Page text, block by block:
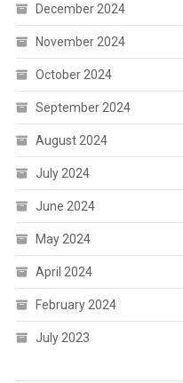
December 2024
November 2024
October 2024
September 2024
August 2024
July 2024
June 2024
May 2024
April 2024
February 2024
July 2023